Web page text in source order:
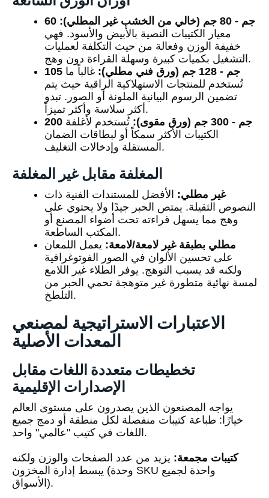
60 جم - 80 جم (خالي من الخشب غير المطلي):
معيار الكتيبات النصية بالأبيض والأسود. فهي
خفيفة الوزن وفعالة من حيث التكلفة لعمليات
التشغيل بكميات كبيرة وسهلة القراءة دون وهج.
105 جم - 128 جم (ورق فني مطلي):
غالباً ما
تُستخدم للمنتجات الاستهلاكية الراقية حيث يتم
تضمين الرسوم البيانية الملونة أو الصور. تبدو
أكثر سلاسة وأكثر تميزاً.
200 جم - 300 جم (ورق مقوى):
تُستخدم لأغلفة
الكتيبات الأكثر سمكاً أو لبطاقات الضمان
المستقلة وإدخالات التغليف.
المغلفة مقابل غير المغلفة
غير مطلي: الأفضل للمستندات الفنية ذات
النصوص الثقيلة. يمتص الحبر جيدًا ولا يحتوي على
وهج مما يسهل قراءته تحت أضواء المصنع أو
المكتب الساطعة.
مطلي بطبقة غير لامعة/لامعة: يعمل اللمعان
على تحسين الألوان في الصور الفوتوغرافية
ولكنه قد يسبب التوهج. يوفر الطلاء غير اللامع
لمسة نهائية متطورة غير متوهجة تحمي الحبر من
التلطخ.
الاعتبارات الاستراتيجية لمصنعي
المعدات الأصلية
تخطيطات متعددة اللغات مقابل
الإصدارات الإقليمية
يواجه المصنعون الذين يصدرون على مستوى العالم
خيارًا: طباعة كتيبات منفصلة لكل منطقة أو دمج جميع
اللغات في كتيب "عالمي" واحد.
كتيبات مجمعة: يزيد من عدد الصفحات والوزن ولكنه
يبسط إدارة المخزون (وحدة SKU واحدة لجميع
الأسواق).